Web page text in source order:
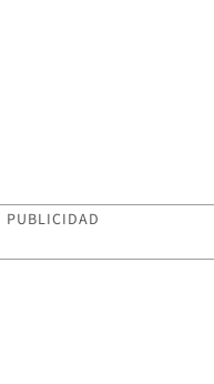
PUBLICIDAD